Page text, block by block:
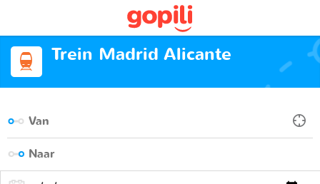
Trein Madrid Alicante